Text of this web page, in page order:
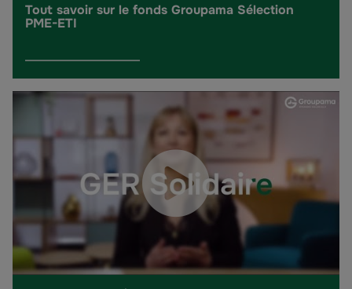
Tout savoir sur le fonds Groupama Sélection
PME-ETI